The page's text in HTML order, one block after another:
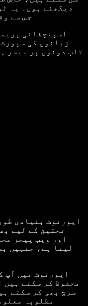
دیکھنے ہوں۔ یہ
جس سے
اسپیچفائی
زبانوں کی
ٹاپ دونوں پر میسر
ایورنوٹ بنیادی
تحقیق کے لیے
لیتا ہے، جنہیں
ایورنوٹ میں آپ
محفوظ کر سکتے ہیں
سرچ بھی کر سکتے
مطلوبہ